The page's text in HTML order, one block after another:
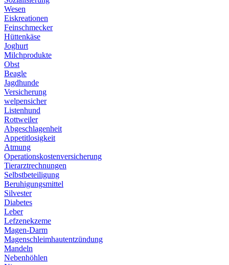
Wesen
Eiskreationen
Feinschmecker
Hüttenkäse
Joghurt
Milchprodukte
Obst
Beagle
Jagdhunde
Versicherung
welpensicher
Listenhund
Rottweiler
Abgeschlagenheit
Appetitlosigkeit
Atmung
Operationskostenversicherung
Tierarztrechnungen
Selbstbeteiligung
Beruhigungsmittel
Silvester
Diabetes
Leber
Lefzenekzeme
Magen-Darm
Magenschleimhautentzündung
Mandeln
Nebenhöhlen